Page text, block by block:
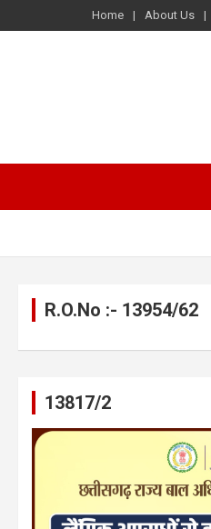
Home About Us
R.O.No :- 13954/62
13817/2